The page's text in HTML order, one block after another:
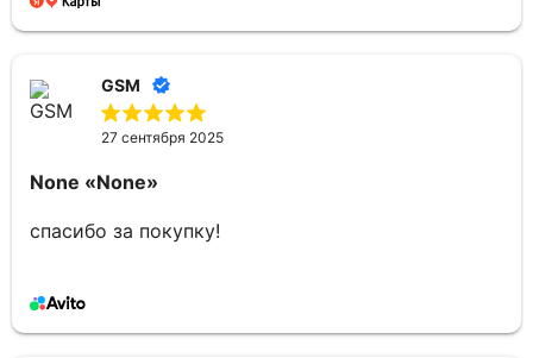
GSM
27 сентября 2025
None «None»
спасибо за покупку!